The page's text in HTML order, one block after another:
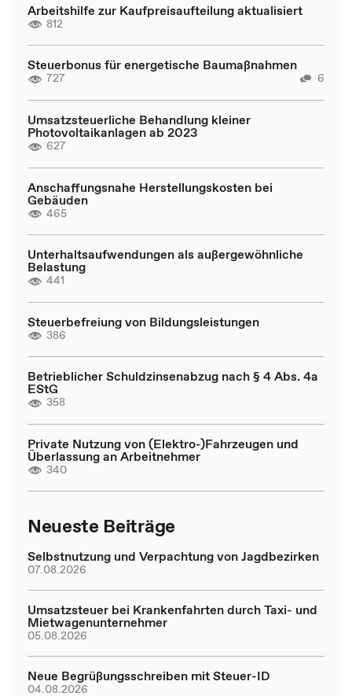
Arbeitshilfe zur Kaufpreisaufteilung aktualisiert
812
Steuerbonus für energetische Baumaßnahmen
727 6
Umsatzsteuerliche Behandlung kleiner
Photovoltaikanlagen ab 2023
627
Anschaffungsnahe Herstellungskosten bei
Gebäuden
465
Unterhaltsaufwendungen als außergewöhnliche
Belastung
441
Steuerbefreiung von Bildungsleistungen
386
Betrieblicher Schuldzinsenabzug nach § 4 Abs. 4a
EStG
358
Private Nutzung von (Elektro-)Fahrzeugen und
Überlassung an Arbeitnehmer
340
Neueste Beiträge
Selbstnutzung und Verpachtung von Jagdbezirken
07.08.2026
Umsatzsteuer bei Krankenfahrten durch Taxi- und
Mietwagenunternehmer
05.08.2026
Neue Begrüßungsschreiben mit Steuer-ID
04.08.2026